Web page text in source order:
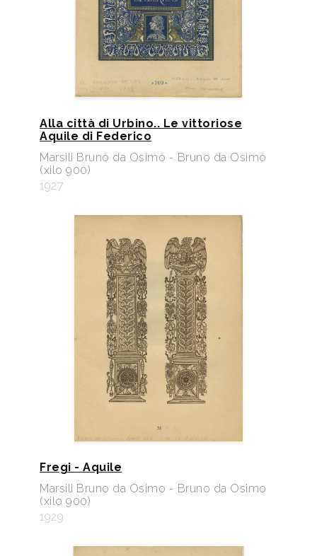
Alla città di Urbino.. Le vittoriose
Aquile di Federico
Marsili Bruno da Osimo - Bruno da Osimo
(xilo 900)
1927
Fregi - Aquile
Marsili Bruno da Osimo - Bruno da Osimo
(xilo 900)
1929